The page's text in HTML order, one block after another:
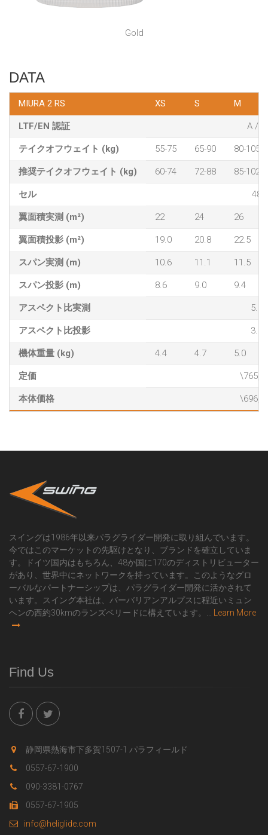
Gold
DATA
MIURA 2 RS XS S M
LTF/EN 認証 A / B
テイクオフウェイト (kg) 55-75 65-90 80-105
推奨テイクオフウェイト (kg) 60-74 72-88 85-102
セル 48
翼面積実測 (m²) 22 24 26
翼面積投影 (m²) 19.0 20.8 22.5
スパン実測 (m) 10.6 11.1 11.5
スパン投影 (m) 8.6 9.0 9.4
アスペクト比実測 5.1
アスペクト比投影 3.9
機体重量 (kg) 4.4 4.7 5.0
定価
本体価格
スイングは1986年以来パラグライダー開発に取り組んでいます。
今ではこのマーケットの先駆けとなり、ブランドを確立していま
す。ドイツ国内はもちろん、48か国に170のディストリビューター
があり、世界中にネットワークを持っています。このようなグロ
ーバルなパートナーシップは、パラグライダー開発に活かされて
います。スイング本社は、バーバリアンアルプスに程近いミュン
ヘンの西約30kmのランズベリードに構えています。...
Learn More
Find Us
静岡県熱海市下多賀1507-1 パラフィールド
0557-67-1900
090-3381-0767
0557-67-1905
info@heliglide.com